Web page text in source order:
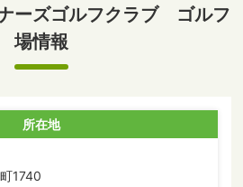
ーズゴルフクラブ ゴルフ
場情報
所在地
1740